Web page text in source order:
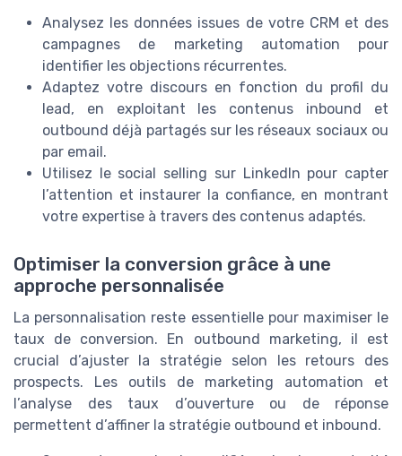
Analysez les données issues de votre CRM et des
campagnes de marketing automation pour
identifier les objections récurrentes.
Adaptez votre discours en fonction du profil du
lead, en exploitant les contenus inbound et
outbound déjà partagés sur les réseaux sociaux ou
par email.
Utilisez le social selling sur LinkedIn pour capter
l’attention et instaurer la confiance, en montrant
votre expertise à travers des contenus adaptés.
Optimiser la conversion grâce à une
approche personnalisée
La personnalisation reste essentielle pour maximiser le
taux de conversion. En outbound marketing, il est
crucial d’ajuster la stratégie selon les retours des
prospects. Les outils de marketing automation et
l’analyse des taux d’ouverture ou de réponse
permettent d’affiner la stratégie outbound et inbound.